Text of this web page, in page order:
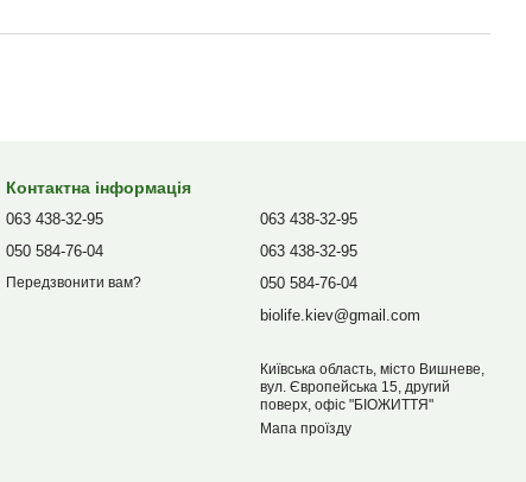
Контактна інформація
063 438-32-95
050 584-76-04
Передзвонити вам?
063 438-32-95
063 438-32-95
050 584-76-04
biolife.kiev@gmail.com
Київська область, місто Вишневе,
вул. Європейська 15, другий
поверх, офіс "БІОЖИТТЯ"
Мапа проїзду